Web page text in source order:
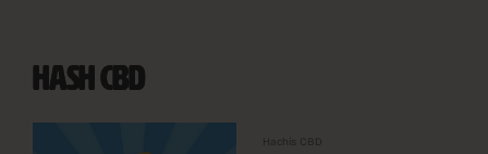
HASH CBD
Hachís CBD